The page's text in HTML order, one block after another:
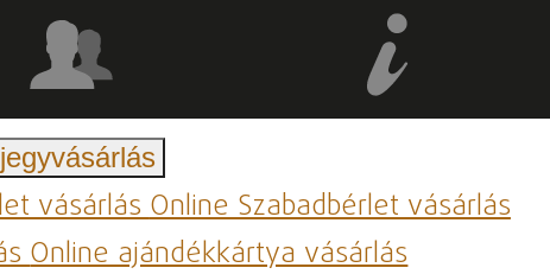
vásárlásOnline Szabadbérlet vásárlás
Online ajándékkártya vásárlás